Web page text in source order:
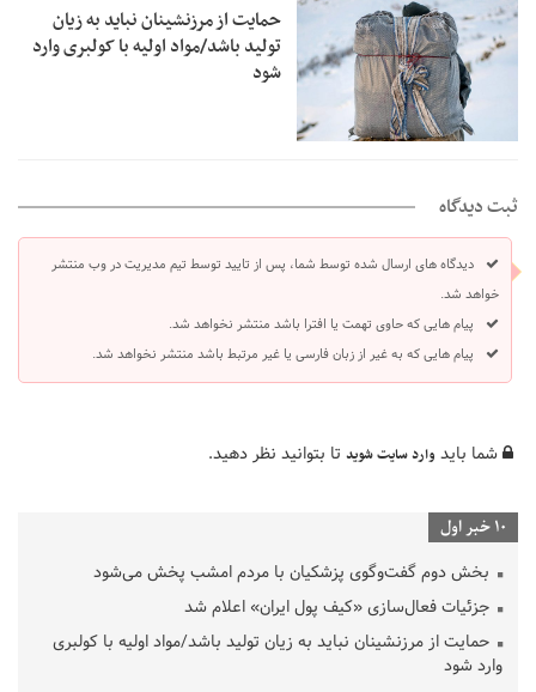
حمایت از مرزنشینان نباید به زیان
تولید باشد/مواد اولیه با کولبری وارد
شود
ثبت دیدگاه
دیدگاه های ارسال شده توسط شما، پس از تایید توسط تیم مدیریت در وب منتشر
خواهد شد.
پیام هایی که حاوی تهمت یا افترا باشد منتشر نخواهد شد.
پیام هایی که به غیر از زبان فارسی یا غیر مرتبط باشد منتشر نخواهد شد.
شما باید وارد سایت شوید تا بتوانید نظر دهید.
10 خبر اول
بخش دوم گفت‌وگوی پزشکیان با مردم امشب پخش می‌شود
جزئیات فعال‌سازی «کیف پول ایران» اعلام شد
حمایت از مرزنشینان نباید به زیان تولید باشد/مواد اولیه با کولبری
وارد شود